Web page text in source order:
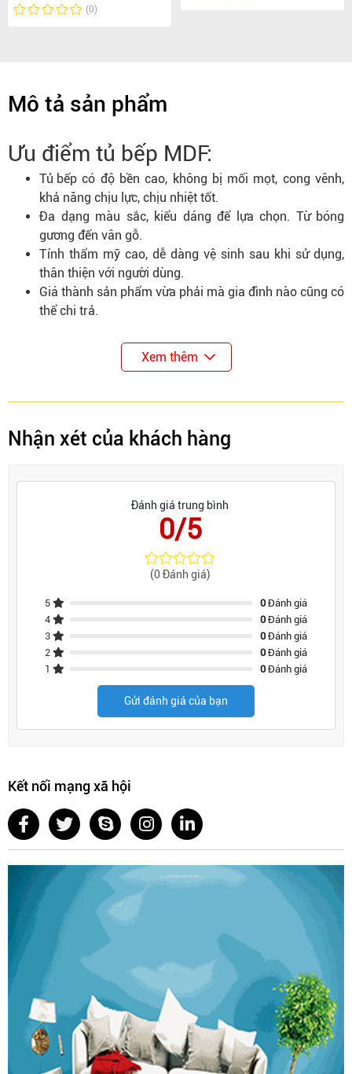
(0)
Mô tả sản phẩm
Ưu điểm tủ bếp MDF:
Tủ bếp có độ bền cao, không bị mối mọt, cong vênh,
khả năng chịu lực, chịu nhiệt tốt.
Đa dạng màu sắc, kiểu dáng để lựa chọn. Từ bóng
gương đến vân gỗ.
Tính thẩm mỹ cao, dễ dàng vệ sinh sau khi sử dụng,
thân thiện với người dùng.
Giá thành sản phẩm vừa phải mà gia đình nào cũng có
thể chi trả.
Xem thêm
Nhận xét của khách hàng
Đánh giá trung bình
0/5
(0 Đánh giá)
5 0Đánh giá
4
0Đánh giá
3
0Đánh giá
2
0Đánh giá
1
0Đánh giá
Gửi đánh giá của bạn
Kết nối mạng xã hội